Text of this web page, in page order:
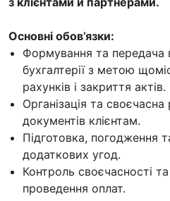
Основні обов’язки:
Формування та передача
бухгалтерії з метою
рахунків і закриття актів.
Організація та
документів клієнтам.
Підготовка, погодження
додаткових угод.
Контроль своєчасності
проведення оплат.